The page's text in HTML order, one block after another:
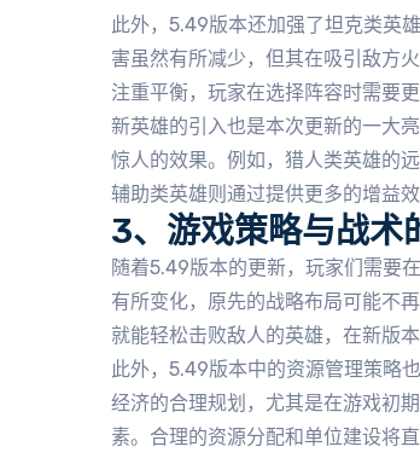
此外，5.49版本还加强了坦克类英
害虽然有所减少，但其在吸引敌方
注重平衡，玩家在选择阵容时需要更
新英雄的引入也是本次更新的一大
惊人的效果。例如，猎人类英雄的
辅助类英雄则通过提供更多的增益
3、游戏策略与战术
随着5.49版本的更新，玩家们需要
有所变化，原先的战略布局可能不
就能轻松击败敌人的英雄，在新版
此外，5.49版本中的资源管理策略
经济的合理规划，尤其是在游戏初
素。合理的资源分配和单位建设将